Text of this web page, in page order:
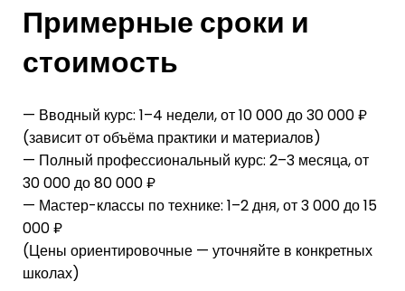
Примерные сроки и
стоимость
— Вводный курс: 1–4 недели, от 10 000 до 30 000 ₽
(зависит от объёма практики и материалов)
— Полный профессиональный курс: 2–3 месяца, от
30 000 до 80 000 ₽
— Мастер-классы по технике: 1–2 дня, от 3 000 до 15
000 ₽
(Цены ориентировочные — уточняйте в конкретных
школах)